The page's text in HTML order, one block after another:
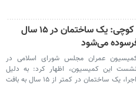
رضایی کوچی: یک ساختمان در ۱۵ سال
می‌شود
عمران مجلس شورای اسلامی در
این کمیسیون، اظهار کرد: به دلیل
کیفیت پایین مصالح و ضعف در اجرا، یک ساختمان در کمتر از ۱۵ سال به بافت